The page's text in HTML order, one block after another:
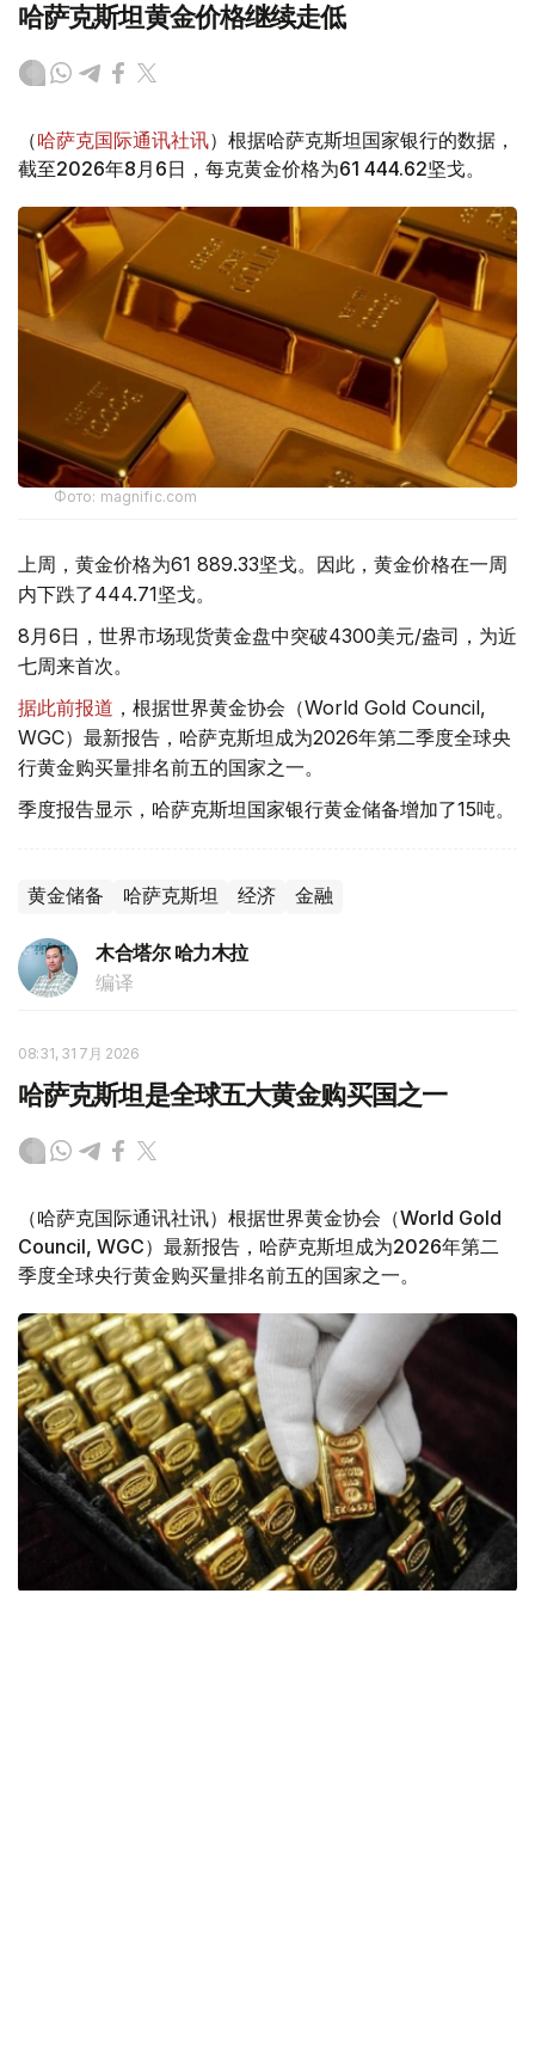
哈萨克斯坦黄金价格继续走低
（哈萨克国际通讯社讯）根据哈萨克斯坦国家银行的数据，
截至2026年8月6日，每克黄金价格为61 444.62坚戈。
Фото: magnific.com
上周，黄金价格为61 889.33坚戈。因此，黄金价格在一周
内下跌了444.71坚戈。
8月6日，世界市场现货黄金盘中突破4300美元/盎司，为近
七周来首次。
据此前报道 ，根据世界黄金协会（World Gold Council,
WGC）最新报告，哈萨克斯坦成为2026年第二季度全球央
行黄金购买量排名前五的国家之一。
季度报告显示，哈萨克斯坦国家银行黄金储备增加了15吨。
黄金储备 哈萨克斯坦 经济 金融
木合塔尔 哈力木拉
编译
08:31, 31 7月 2026
哈萨克斯坦是全球五大黄金购买国之一
（哈萨克国际通讯社讯）根据世界黄金协会（World Gold
Council, WGC）最新报告，哈萨克斯坦成为2026年第二
季度全球央行黄金购买量排名前五的国家之一。